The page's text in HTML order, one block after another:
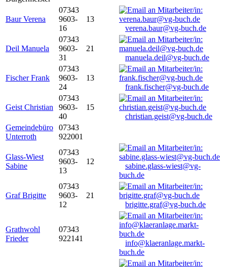
Baur Verena
07343
9603-
16
13
verena.baur@vg-buch.de
Deil Manuela
07343
9603-
31
21
manuela.deil@vg-buch.de
Fischer Frank
07343
9603-
24
13
frank.fischer@vg-buch.de
Geist Christian
07343
9603-
40
15
christian.geist@vg-buch.de
Gemeindebüro
Unterroth
07343
922001
Glass-Wiest
Sabine
07343
9603-
13
12
sabine.glass-wiest@vg-
buch.de
Graf Brigitte
07343
9603-
12
21
brigitte.graf@vg-buch.de
Grathwohl
Frieder
07343
922141
info@klaeranlage.markt-
buch.de